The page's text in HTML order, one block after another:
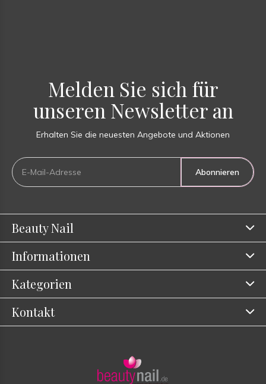
Melden Sie sich für
unseren Newsletter an
Erhalten Sie die neuesten Angebote und Aktionen
Abonnieren
Beauty Nail
Informationen
Kategorien
Kontakt